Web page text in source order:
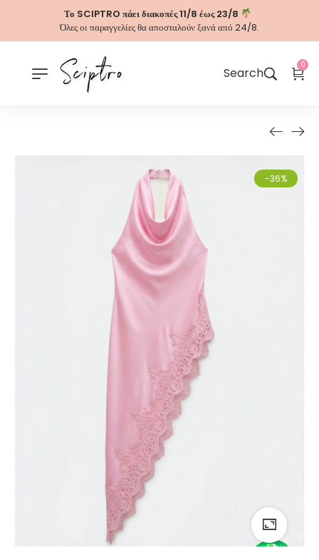
Το SCIPTRO πάει διακοπές 11/8 έως 23/8
Όλες οι παραγγελίες θα αποσταλούν ξανά από 24/8.
Search
0
-36%